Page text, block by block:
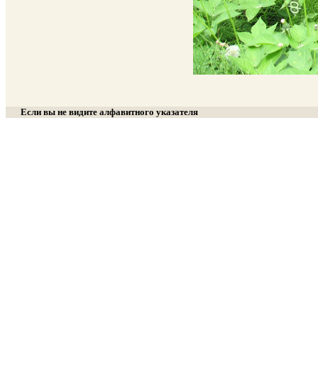
Если вы не видите алфавитного указателя